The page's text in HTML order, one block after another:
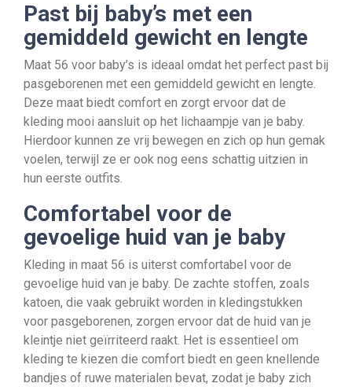
Past bij baby’s met een
gemiddeld gewicht en lengte
Maat 56 voor baby’s is ideaal omdat het perfect past bij
pasgeborenen met een gemiddeld gewicht en lengte.
Deze maat biedt comfort en zorgt ervoor dat de
kleding mooi aansluit op het lichaampje van je baby.
Hierdoor kunnen ze vrij bewegen en zich op hun gemak
voelen, terwijl ze er ook nog eens schattig uitzien in
hun eerste outfits.
Comfortabel voor de
gevoelige huid van je baby
Kleding in maat 56 is uiterst comfortabel voor de
gevoelige huid van je baby. De zachte stoffen, zoals
katoen, die vaak gebruikt worden in kledingstukken
voor pasgeborenen, zorgen ervoor dat de huid van je
kleintje niet geïrriteerd raakt. Het is essentieel om
kleding te kiezen die comfort biedt en geen knellende
bandjes of ruwe materialen bevat, zodat je baby zich